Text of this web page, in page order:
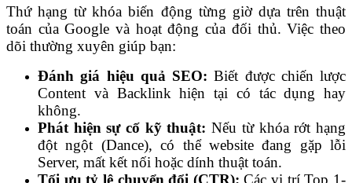
Thứ hạng từ khóa biến động từng giờ dựa trên thuật
toán của Google và hoạt động của đối thủ. Việc theo
dõi thường xuyên giúp bạn:
Đánh giá hiệu quả SEO: Biết được chiến lược
Content và Backlink hiện tại có tác dụng hay
không.
Phát hiện sự cố kỹ thuật: Nếu từ khóa rớt hạng
đột ngột (Dance), có thể website đang gặp lỗi
Server, mất kết nối hoặc dính thuật toán.
Tối ưu tỷ lệ chuyển đổi (CTR): Các vị trí Top 1-